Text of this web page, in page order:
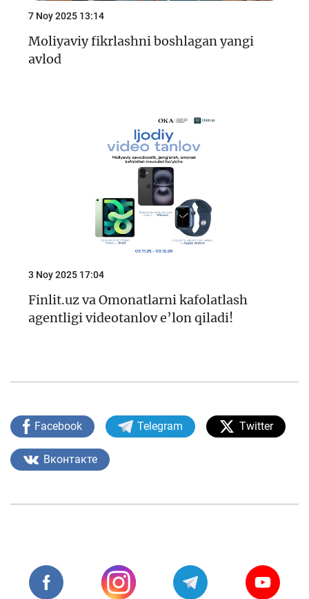
7 Noy 2025 13:14
Moliyaviy fikrlashni boshlagan yangi
avlod
3 Noy 2025 17:04
Finlit.uz va Omonatlarni kafolatlash
agentligi videotanlov e’lon qiladi!
Facebook Telegram Twitter
Вконтакте